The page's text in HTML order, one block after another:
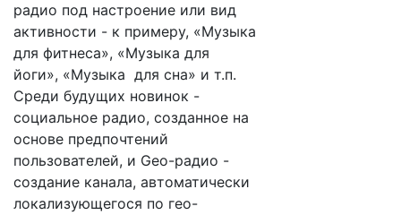
радио под настроение или вид
активности - к примеру, «Музыка
для фитнеса», «Музыка для
йоги», «Музыка для сна» и т.п.
Среди будущих новинок -
социальное радио, созданное на
основе предпочтений
пользователей, и Geo-радио -
создание канала, автоматически
локализующегося по гео-